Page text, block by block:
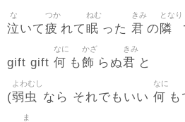
泣
な
いて疲
つか
れて眠
ねむ
った 君
きみ
の隣
となり
gift gift 何
なに
も飾
かざ
らぬ君
きみ
と
(弱虫
よわむし
なら それでもいい 何
なに
ま